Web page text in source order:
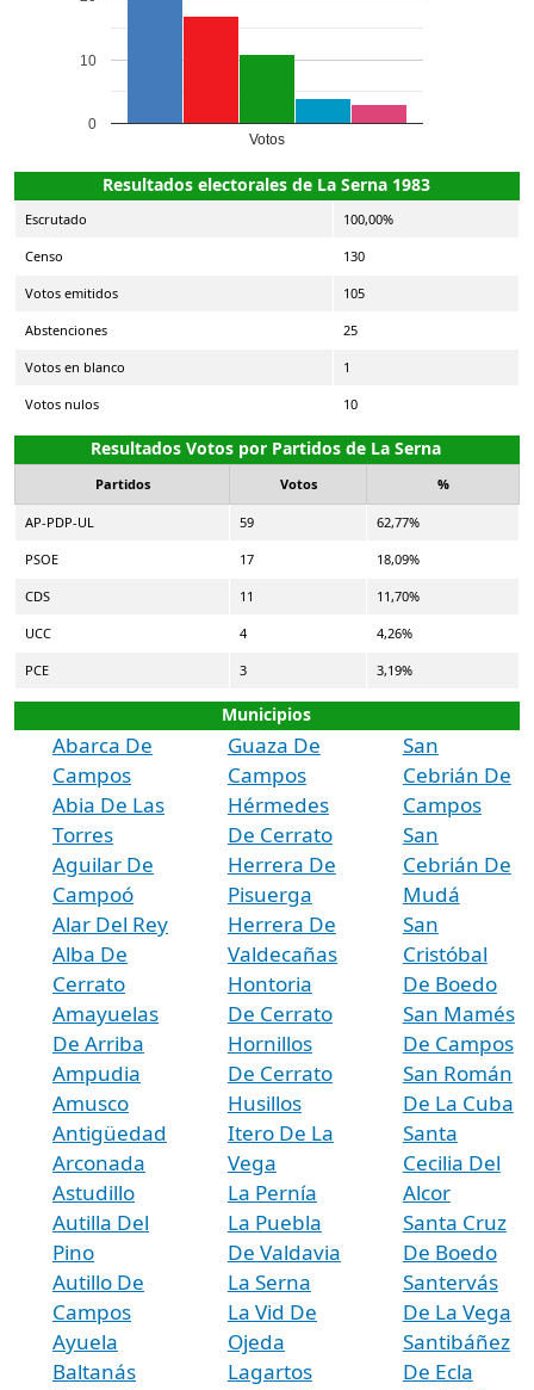
Votos
0
10
Resultados electorales de La Serna 1983
Escrutado 100,00%
Censo 130
Votos emitidos 105
Abstenciones 25
Votos en blanco 1
Votos nulos 10
Resultados Votos por Partidos de La Serna
Partidos Votos %
AP-PDP-UL 59 62,77%
PSOE 17 18,09%
CDS 11 11,70%
UCC 4 4,26%
PCE 3 3,19%
Municipios
Abarca De
Campos
Abia De Las
Torres
Aguilar De
Campoó
Alar Del Rey
Alba De
Cerrato
Amayuelas
De Arriba
Ampudia
Amusco
Antigüedad
Arconada
Astudillo
Autilla Del
Pino
Autillo De
Campos
Ayuela
Baltanás
Guaza De
Campos
Hérmedes
De Cerrato
Herrera De
Pisuerga
Herrera De
Valdecañas
Hontoria
De Cerrato
Hornillos
De Cerrato
Husillos
Itero De La
Vega
La Pernía
La Puebla
De Valdavia
La Serna
La Vid De
Ojeda
Lagartos
San
Cebrián De
Campos
San
Cebrián De
Mudá
San
Cristóbal
De Boedo
San Mamés
De Campos
San Román
De La Cuba
Santa
Cecilia Del
Alcor
Santa Cruz
De Boedo
Santervás
De La Vega
Santibáñez
De Ecla